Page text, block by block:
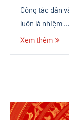
Công tác dân
luôn là nhiệm …
Xem thêm